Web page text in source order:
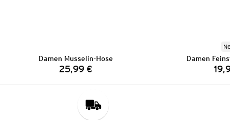
Damen Musselin-Hose
Preis:
25,99 €
Damen